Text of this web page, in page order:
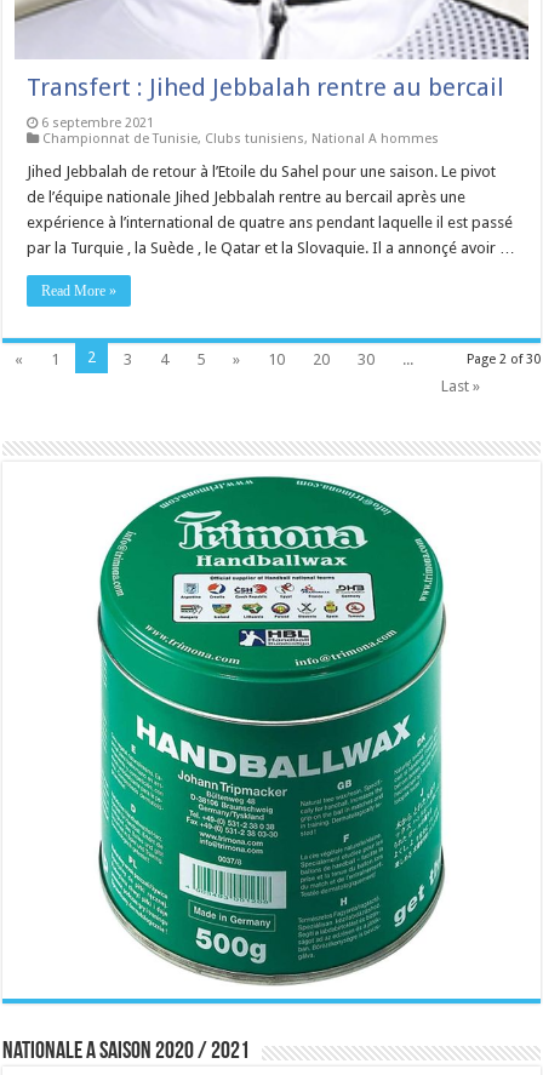
Transfert : Jihed Jebbalah rentre au bercail
6 septembre 2021
Championnat de Tunisie, Clubs tunisiens, National A hommes
Jihed Jebbalah de retour à l’Etoile du Sahel pour une saison. Le pivot
de l’équipe nationale Jihed Jebbalah rentre au bercail après une
expérience à l’international de quatre ans pendant laquelle il est passé
par la Turquie , la Suède , le Qatar et la Slovaquie. Il a annonçé avoir …
Read More »
Page 2 of 30
« 1 2 3 4 5 » 10 20 30
...
Last »
Nationale A saison 2020 / 2021